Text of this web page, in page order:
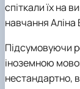
спіткали їх на
навчання
Підсумовуючи
іноземною
нестандартно,